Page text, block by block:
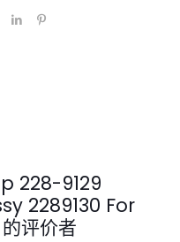
228-9129
2289130 For
评价者